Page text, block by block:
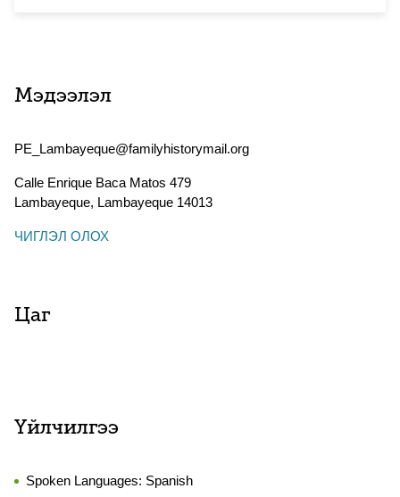
Мэдээлэл
PE_Lambayeque@familyhistorymail.org
Calle Enrique Baca Matos 479
Lambayeque, Lambayeque 14013
ЧИГЛЭЛ ОЛОХ
Цаг
Үйлчилгээ
Spoken Languages: Spanish